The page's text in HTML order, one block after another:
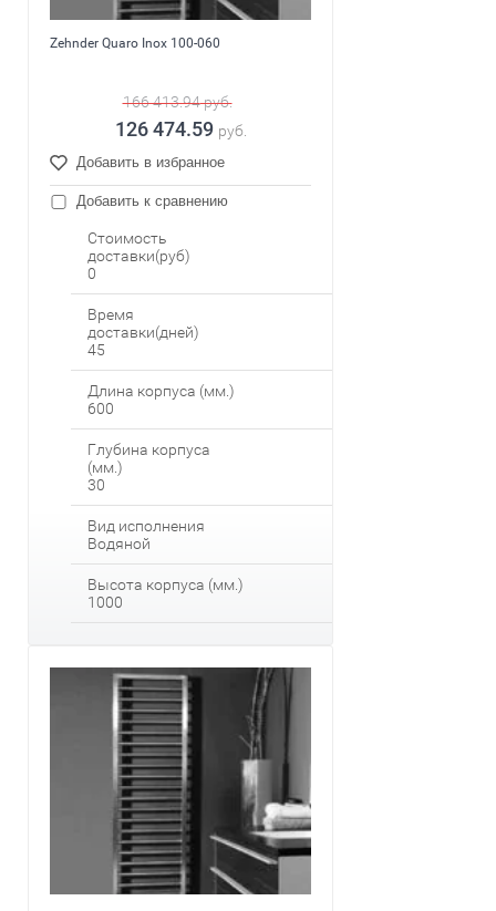
Zehnder Quaro Inox 100-060
166 413.94руб.
126 474.59 руб.
Добавить в избранное
Добавить к сравнению
Стоимость
доставки(руб)
0
Время
доставки(дней)
45
Длина корпуса (мм.)
600
Глубина корпуса
(мм.)
30
Вид исполнения
Водяной
Высота корпуса (мм.)
1000